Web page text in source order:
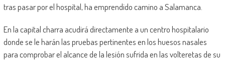
tras pasar por el hospital, ha emprendido camino a Salamanca.
En la capital charra acudirá directamente a un centro hospitalario
donde se le harán las pruebas pertinentes en los huesos nasales
para comprobar el alcance de la lesión sufrida en las volteretas de su